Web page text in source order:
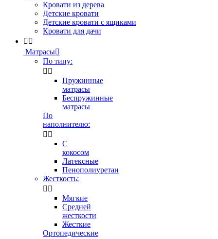
Кровати из дерева
Детские кровати
Детские кровати с ящиками
Кровати для дачи
 
Матрасы
По типу:
 
Пружинные
матрасы
Беспружинные
матрасы
По
наполнителю:
 
С
кокосом
Латексные
Пенополиуретан
Жесткость:
 
Мягкие
Средней
жесткости
Жесткие
Ортопедические